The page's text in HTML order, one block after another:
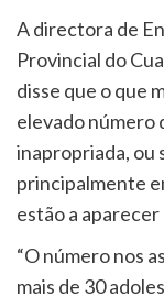
A directora de
Provincial do
disse que o que
elevado número
inapropriada, ou
principalmente
estão a
“O número nos
mais de 30